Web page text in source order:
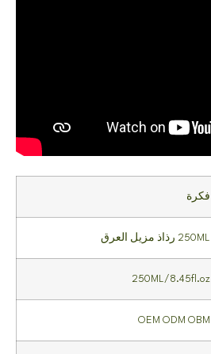
فكرة
250ML رذاذ مزيل العرق
250ML/8.45fl.oz
OEM ODM OBM